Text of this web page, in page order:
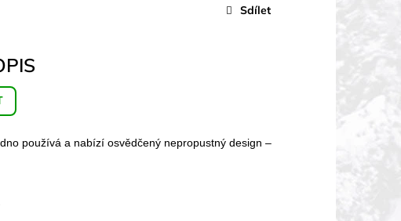
Sdílet
používá a nabízí osvědčený nepropustný design –